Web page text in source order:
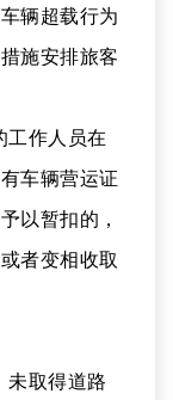
辆超载行为
施安排旅客
工作人员在
车辆营运证
以暂扣的，
者变相收取
未取得道路